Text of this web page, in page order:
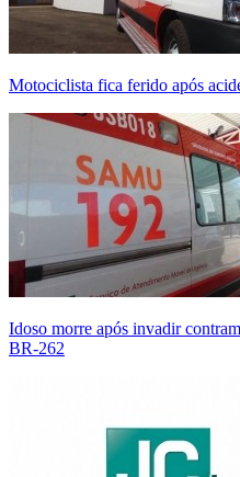
Motociclista fica ferido após
Idoso morre após invadir
BR-262